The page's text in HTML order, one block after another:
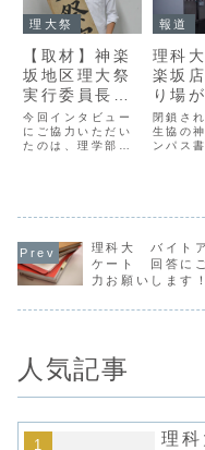
理大祭
【取材】神楽
坂地区理大祭
実行委員長イ
ンタビュー
今回インタビュー
にご協力いただい
たのは、理学部第
委員長である。理
トップの目線から
お話をしていただ
いた。記者（以
下、記）：まず、
報道
理科
楽坂
り場
屋書
閉鎖さ
生協の
ンパス
ンパス7
す。ま
には紀
が出店
発表さ
理科大 バイト
ケート 回答に
力お願いします！
人気記事
理